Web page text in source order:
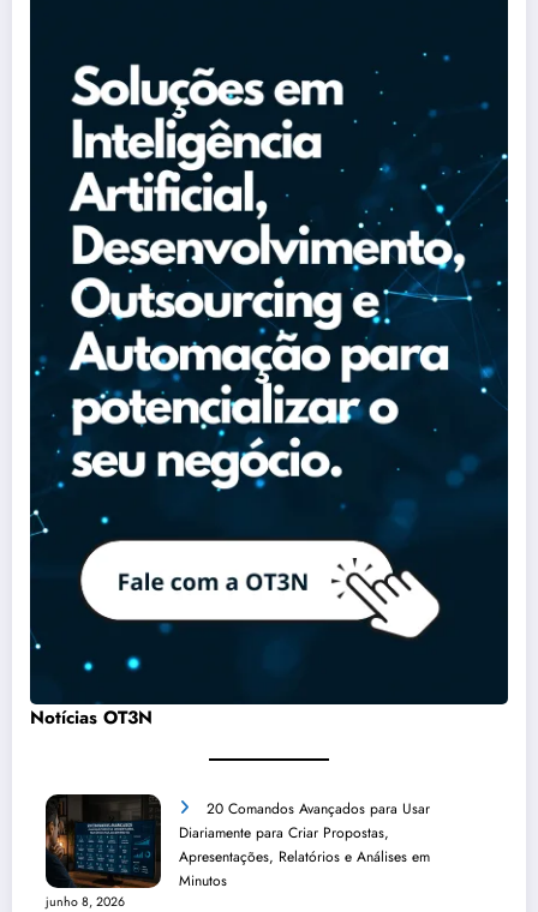
Notícias OT3N
20 Comandos Avançados para Usar
Diariamente para Criar Propostas,
Apresentações, Relatórios e Análises em
Minutos
junho 8, 2026